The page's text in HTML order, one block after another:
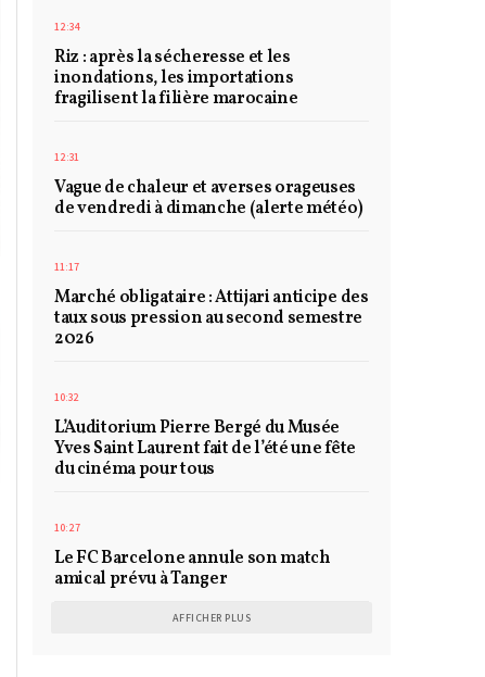
12:34
Riz : après la sécheresse et les
inondations, les importations
fragilisent la filière marocaine
12:31
Vague de chaleur et averses orageuses
de vendredi à dimanche (alerte météo)
11:17
Marché obligataire : Attijari anticipe des
taux sous pression au second semestre
2026
10:32
L’Auditorium Pierre Bergé du Musée
Yves Saint Laurent fait de l’été une fête
du cinéma pour tous
10:27
Le FC Barcelone annule son match
amical prévu à Tanger
AFFICHER PLUS